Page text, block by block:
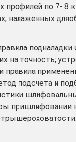
по 7- 8
налаженных
на точность;
правила
подсчета и
пришлифовании